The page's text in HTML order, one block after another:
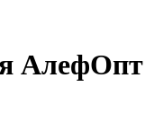
АлефОпт